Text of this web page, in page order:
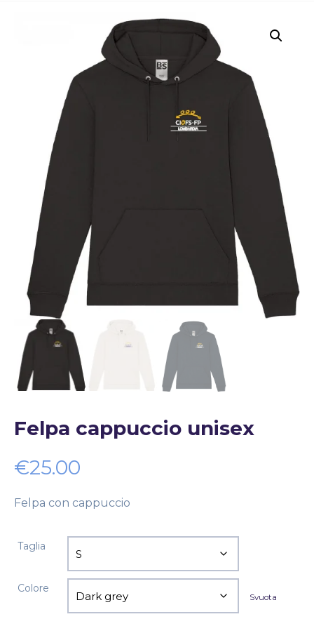
Felpa cappuccio unisex
€25.00
Felpa con cappuccio
Taglia
Colore
Svuota